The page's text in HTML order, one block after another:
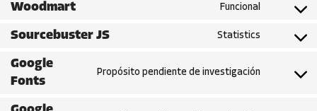
Woodmart Funcional
Sourcebuster JS Statistics
Google
Fonts
Propósito pendiente de investigación